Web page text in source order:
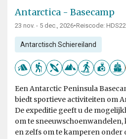
Antarctica - Basecamp
23 nov. - 5 dec., 2026•Reiscode:
Antarctisch Schiereiland
Een Antarctic Peninsula
biedt sportieve activiteiten om
De expeditie geeft u de
om te
en zelfs om te kamperen onder